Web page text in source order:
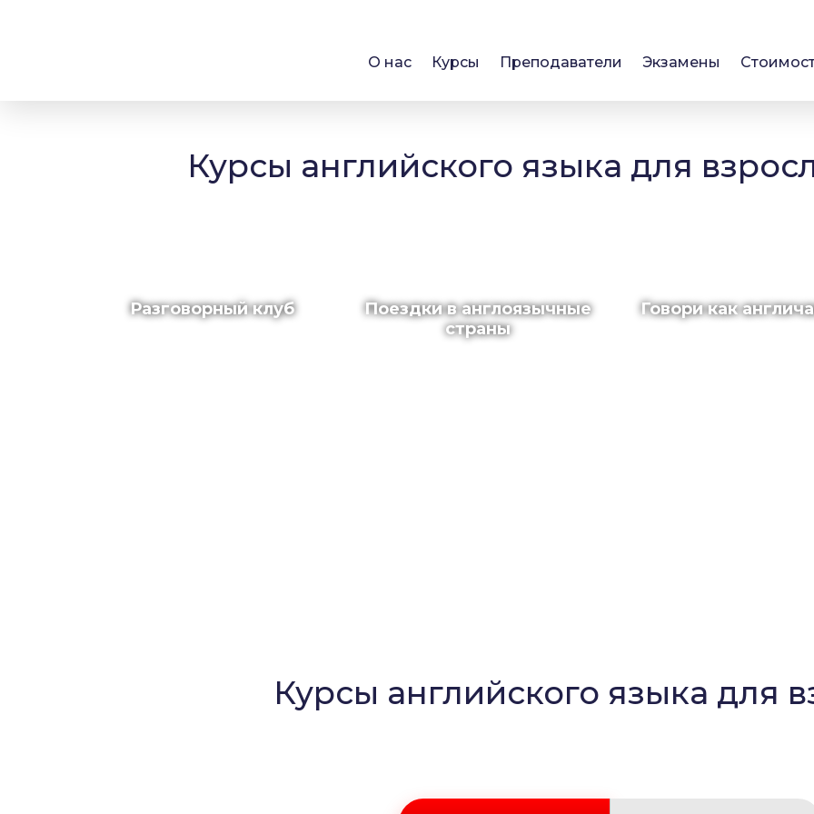
О нас Курсы Преподаватели Экзамены
Курсы английского языка для
Разговорный клуб
Поездки в англоязычные
страны
Говори как
Курсы английского языка для